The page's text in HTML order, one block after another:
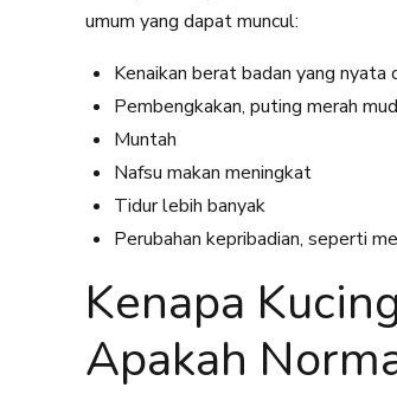
umum yang dapat muncul:
Kenaikan berat badan yang nyata
Pembengkakan, puting merah
Muntah
Nafsu makan meningkat
Tidur lebih banyak
Perubahan kepribadian, seperti
Kenapa
Apakah